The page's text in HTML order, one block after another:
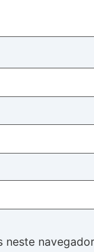
neste